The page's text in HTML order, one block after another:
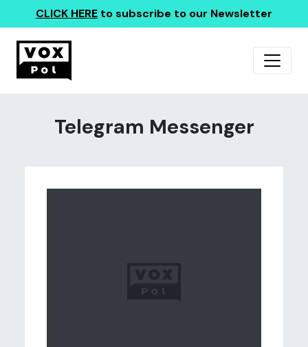
CLICK HERE to subscribe to our Newsletter
Telegram Messenger